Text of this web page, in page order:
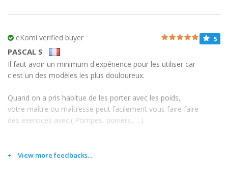
eKomi verified buyer
PASCAL S
5
Il faut avoir un minimum d'expérience pour les utiliser car
c'est un des modèles les plus douloureux.
Quand on a pris habitue de les porter avec les poids,
votre maître ou maîtresse peut facilement vous faire faire
des exercices avec.( Pompes, poiriers., ...)
View more feedbacks...